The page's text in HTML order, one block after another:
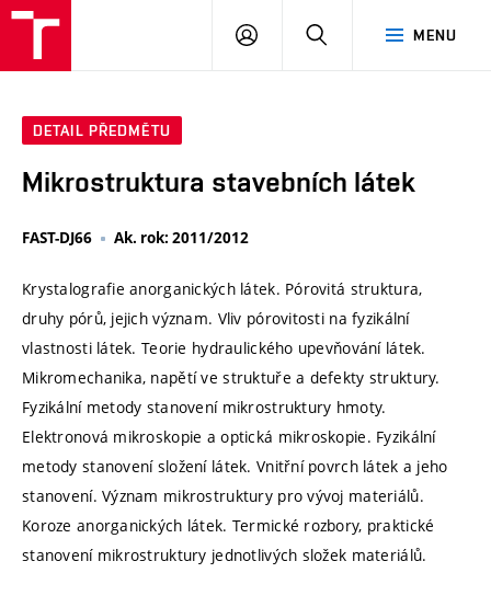
MENU
PŘIHLÁSIT
DETAIL PŘEDMĚTU
Mikrostruktura stavebních látek
FAST-DJ66 Ak. rok: 2011/2012
Krystalografie anorganických látek. Pórovitá struktura,
druhy pórů, jejich význam. Vliv pórovitosti na fyzikální
vlastnosti látek. Teorie hydraulického upevňování látek.
Mikromechanika, napětí ve struktuře a defekty struktury.
Fyzikální metody stanovení mikrostruktury hmoty.
Elektronová mikroskopie a optická mikroskopie. Fyzikální
metody stanovení složení látek. Vnitřní povrch látek a jeho
stanovení. Význam mikrostruktury pro vývoj materiálů.
Koroze anorganických látek. Termické rozbory, praktické
stanovení mikrostruktury jednotlivých složek materiálů.